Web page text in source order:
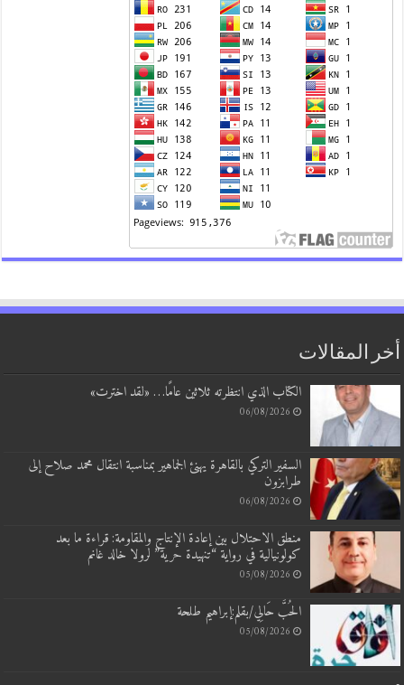
المقالات
الكتاب الذي انتظرته ثلاثين عامًا… «لقد اخترت»
06/08/2026
السفير التركي بالقاهرة يهنئ الجماهير بمناسبة انتقال محمد صلاح إلى
طرابزون
06/08/2026
منطق الاحتلال بين إعادة الإنتاج والمقاومة: قراءة ما بعد
كولونيالية في رواية “تنهيدة حرية” لرولا خالد غانم
05/08/2026
الحُبَّ حَالِي/بقلم:إبراهيم طلحة
05/08/2026